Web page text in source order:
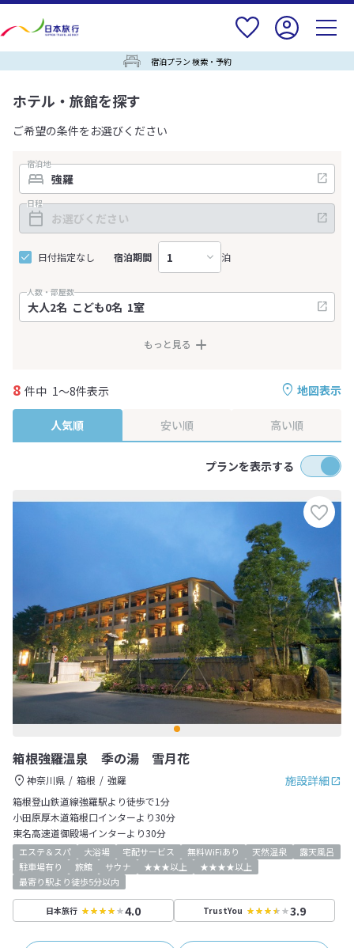
宿泊プラン 検索・予約
ホテル・旅館を探す
ご希望の条件をお選びください
宿泊地
日程
日付指定なし 宿泊期間 泊
人数・部屋数
もっと見る
地図表示
8 件中 1～8件表示
人気順 安い順 高い順
プランを表示する
箱根強羅温泉 季の湯 雪月花
施設詳細
神奈川県 箱根
強羅
箱根登山鉄道線強羅駅より徒歩で1分
小田原厚木道箱根口インターより30分
東名高速道御殿場インターより30分
エステ＆スパ 大浴場 宅配サービス 無料WiFiあり 天然温泉
露天風呂
駐車場有り
旅館 サウナ ★★★以上
★★★★以上
最寄り駅より徒歩5分以内
日本旅行 4.0 TrustYou 3.9